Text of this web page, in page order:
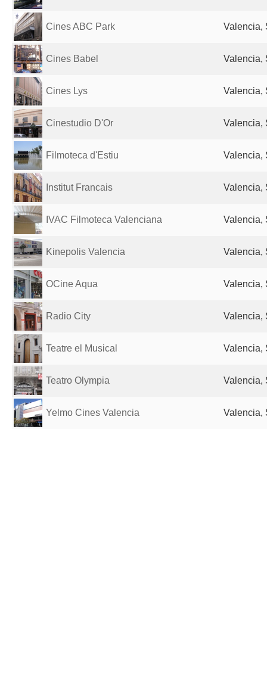
Cines ABC Park Valencia,
Cines Babel Valencia,
Cines Lys Valencia,
Cinestudio D'Or Valencia,
Filmoteca d'Estiu Valencia,
Institut Francais Valencia,
IVAC Filmoteca Valenciana Valencia,
Kinepolis Valencia Valencia,
OCine Aqua Valencia,
Radio City Valencia,
Teatre el Musical Valencia,
Teatro Olympia Valencia,
Yelmo Cines Valencia Valencia,